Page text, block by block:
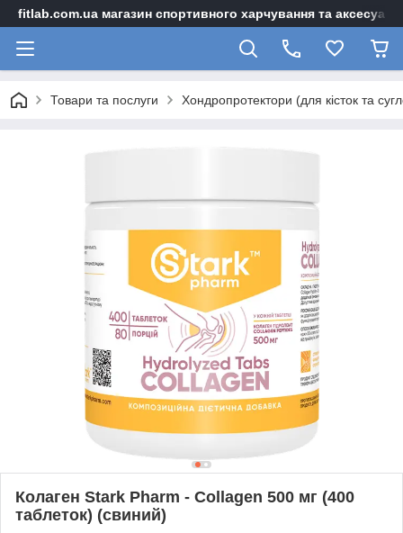
fitlab.com.ua магазин спортивного харчування та
Товари та послуги Хондропротектори (для кісток та
Колаген Stark Pharm - Collagen 500 мг (400
таблеток) (свиний)